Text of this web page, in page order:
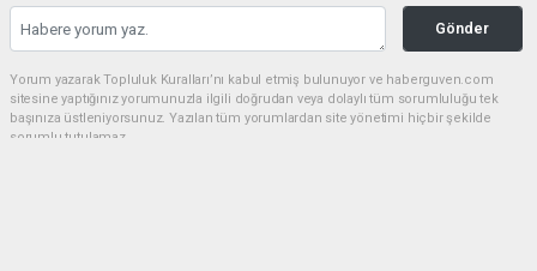
Gönder
Yorum yazarak Topluluk Kuralları’nı kabul etmiş bulunuyor ve haberguven.com
sitesine yaptığınız yorumunuzla ilgili doğrudan veya dolaylı tüm sorumluluğu tek
başınıza üstleniyorsunuz. Yazılan tüm yorumlardan site yönetimi hiçbir şekilde
sorumlu tutulamaz.